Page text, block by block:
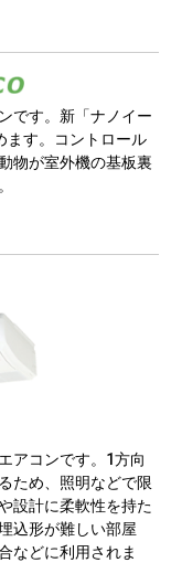
です。新「ナノイー
ます。コントロール
物が室外機の基板裏
アコンです。1方向
ため、照明などで限
設計に柔軟性を持た
込形が難しい部屋
などに利用されま